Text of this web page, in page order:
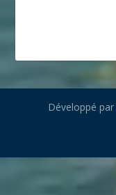
Développé par